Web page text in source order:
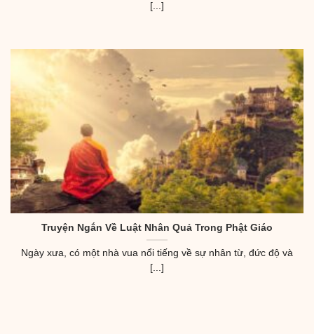
[...]
Truyện Ngắn Về Luật Nhân Quả Trong Phật Giáo
Ngày xưa, có một nhà vua nổi tiếng về sự nhân từ, đức độ và
[...]